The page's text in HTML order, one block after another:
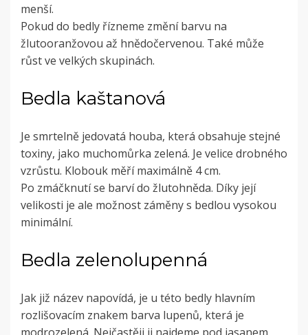
menší.
Pokud do bedly řízneme změní barvu na
žlutooranžovou až hnědočervenou. Také může
růst ve velkých skupinách.
Bedla kaštanová
Je smrtelně jedovatá houba, která obsahuje stejné
toxiny, jako muchomůrka zelená. Je velice drobného
vzrůstu. Klobouk měří maximálně 4 cm.
Po zmáčknutí se barví do žlutohněda. Díky její
velikosti je ale možnost záměny s bedlou vysokou
minimální.
Bedla zelenolupenná
Jak již název napovídá, je u této bedly hlavním
rozlišovacím znakem barva lupenů, která je
modrozelená. Nejčastěji ji najdeme pod jasanem